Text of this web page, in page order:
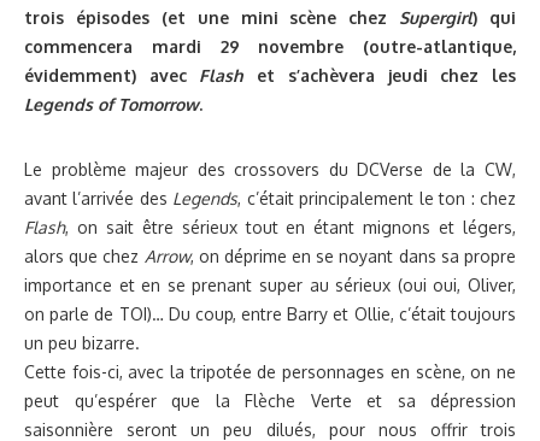
trois épisodes (et une mini scène chez Supergirl) qui
commencera mardi 29 novembre (outre-atlantique,
évidemment) avec Flash et s’achèvera jeudi chez les
Legends of Tomorrow.
Le problème majeur des crossovers du DCVerse de la CW,
avant l’arrivée des Legends, c’était principalement le ton : chez
Flash, on sait être sérieux tout en étant mignons et légers,
alors que chez Arrow, on déprime en se noyant dans sa propre
importance et en se prenant super au sérieux (oui oui, Oliver,
on parle de TOI)… Du coup, entre Barry et Ollie, c’était toujours
un peu bizarre.
Cette fois-ci, avec la tripotée de personnages en scène, on ne
peut qu’espérer que la Flèche Verte et sa dépression
saisonnière seront un peu dilués, pour nous offrir trois